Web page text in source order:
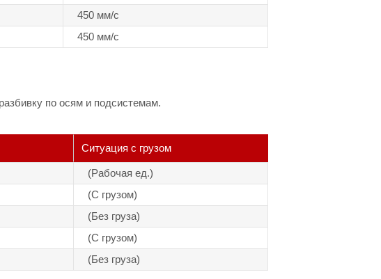
450 мм/с
450 мм/с
по осям и подсистемам.
Ситуация с грузом
(Рабочая ед.)
(С грузом)
(Без груза)
(С грузом)
(Без груза)